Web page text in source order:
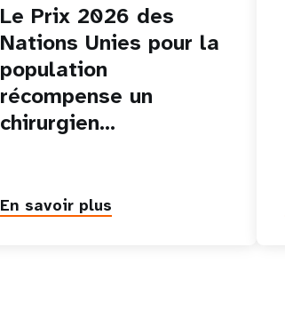
Le Prix 2026 des
Nations Unies pour la
population
récompense un
chirurgien…
En savoir plus